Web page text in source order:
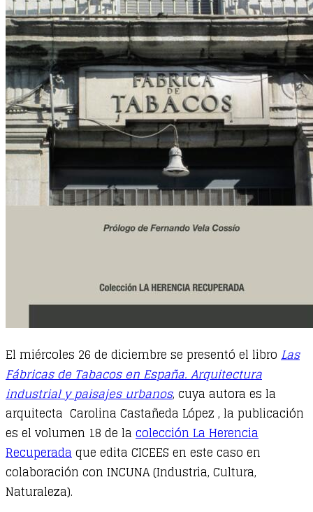
El miércoles 26 de diciembre se presentó el libro Las
Fábricas de Tabacos en España. Arquitectura
industrial y paisajes urbanos, cuya autora es la
arquitecta Carolina Castañeda López , la publicación
es el volumen 18 de la colección La Herencia
Recuperadaque edita CICEES en este caso en
colaboración con INCUNA (Industria, Cultura,
Naturaleza).